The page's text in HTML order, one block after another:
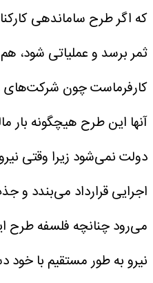
که اگر طرح ساماندهی
ثمر برسد و عملیاتی شود،
کارفرماست چون
آنها این طرح هیچگونه
دولت نمی‌شود زیرا وقتی
اجرایی قرارداد می‌بندد و
می‌رود چنانچه فلسفه
نیرو به طور مستقیم با خود